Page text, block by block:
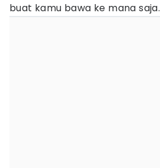
buat kamu bawa ke mana saja.